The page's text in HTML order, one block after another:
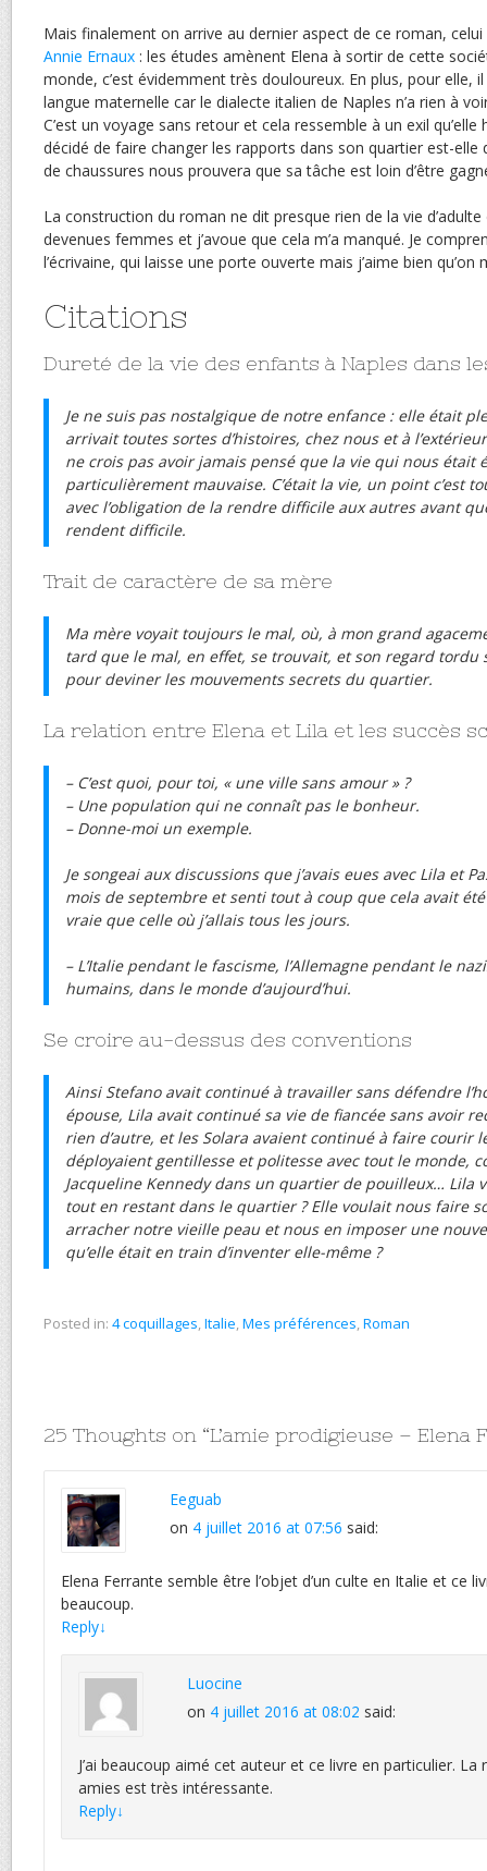
Mais finalement on arrive au dernier aspect de ce roman,
Annie Ernaux : les études amènent Elena à sortir de cette
monde, c’est évidemment très douloureux. En plus, pour elle, il
langue maternelle car le dialecte italien de Naples n’a rien à
C’est un voyage sans retour et cela ressemble à un exil
décidé de faire changer les rapports dans son quartier est-elle
de chaussures nous prouvera que sa tâche est loin d’être
La construction du roman ne dit presque rien de la vie
devenues femmes et j’avoue que cela m’a manqué. Je
l’écrivaine, qui laisse une porte ouverte mais j’aime bien qu’on
Citations
Dureté de la vie des enfants à Naples dans
Je ne suis pas nostalgique de notre enfance : elle était
arrivait toutes sortes d’histoires, chez nous et à
ne crois pas avoir jamais pensé que la vie qui nous était
particulièrement mauvaise. C’était la vie, un point c’est
avec l’obligation de la rendre difficile aux autres avant
rendent difficile.
Trait de caractère de sa mère
Ma mère voyait toujours le mal, où, à mon grand
tard que le mal, en effet, se trouvait, et son regard
pour deviner les mouvements secrets du quartier.
La relation entre Elena et Lila et les succès
– C’est quoi, pour toi, « une ville sans amour » ?
– Une population qui ne connaît pas le bonheur.
– Donne-moi un exemple.
Je songeai aux discussions que j’avais eues avec Lila et
mois de septembre et senti tout à coup que cela avait
vraie que celle où j’allais tous les jours.
– L’Italie pendant le fascisme, l’Allemagne pendant le
humains, dans le monde d’aujourd’hui.
Se croire au-dessus des conventions
Ainsi Stefano avait continué à travailler sans défendre
épouse, Lila avait continué sa vie de fiancée sans avoir
rien d’autre, et les Solara avaient continué à faire courir
déployaient gentillesse et politesse avec tout le monde,
Jacqueline Kennedy dans un quartier de pouilleux… Lila
tout en restant dans le quartier ? Elle voulait nous faire
arracher notre vieille peau et nous en imposer une
qu’elle était en train d’inventer elle-même ?
Posted in: 4 coquillages,Italie,Mes préférences,Roman
25 Thoughts on “L’amie prodigieuse – Elena
Eeguab
on 4 juillet 2016 at 07:56 said:
Elena Ferrante semble être l’objet d’un culte en Italie et ce
beaucoup.
Reply↓
Luocine
on 4 juillet 2016 at 08:02 said:
J’ai beaucoup aimé cet auteur et ce livre en particulier. La
amies est très intéressante.
Reply↓